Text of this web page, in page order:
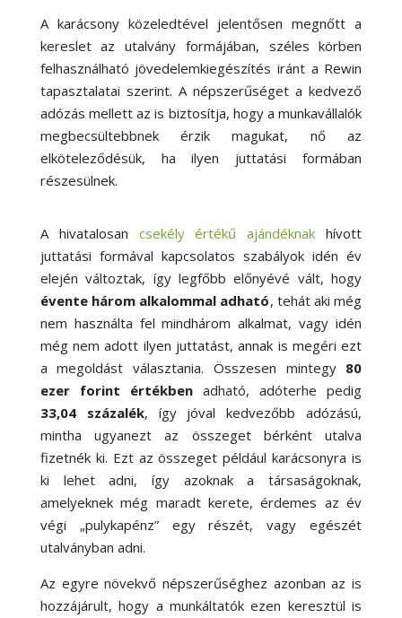
A karácsony közeledtével jelentősen megnőtt a
kereslet az utalvány formájában, széles körben
felhasználható jövedelemkiegészítés iránt a Rewin
tapasztalatai szerint. A népszerűséget a kedvező
adózás mellett az is biztosítja, hogy a munkavállalók
megbecsültebbnek érzik magukat, nő az
elköteleződésük, ha ilyen juttatási formában
részesülnek.
A hivatalosan csekély értékű ajándéknak
hívott
juttatási formával kapcsolatos szabályok idén év
elején változtak, így legfőbb előnyévé vált, hogy
évente három alkalommal adható, tehát aki még
nem használta fel mindhárom alkalmat, vagy idén
még nem adott ilyen juttatást, annak is megéri ezt
a megoldást választania. Összesen mintegy 80
ezer forint értékbenadható, adóterhe pedig
33,04 százalék, így jóval kedvezőbb adózású,
mintha ugyanezt az összeget bérként utalva
fizetnék ki. Ezt az összeget például karácsonyra is
ki lehet adni, így azoknak a társaságoknak,
amelyeknek még maradt kerete, érdemes az év
végi „pulykapénz” egy részét, vagy egészét
utalványban adni.
Az egyre növekvő népszerűséghez azonban az is
hozzájárult, hogy a munkáltatók ezen keresztül is